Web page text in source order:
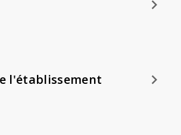
keyboard_arrow_right
l'établissement keyboard_arrow_right